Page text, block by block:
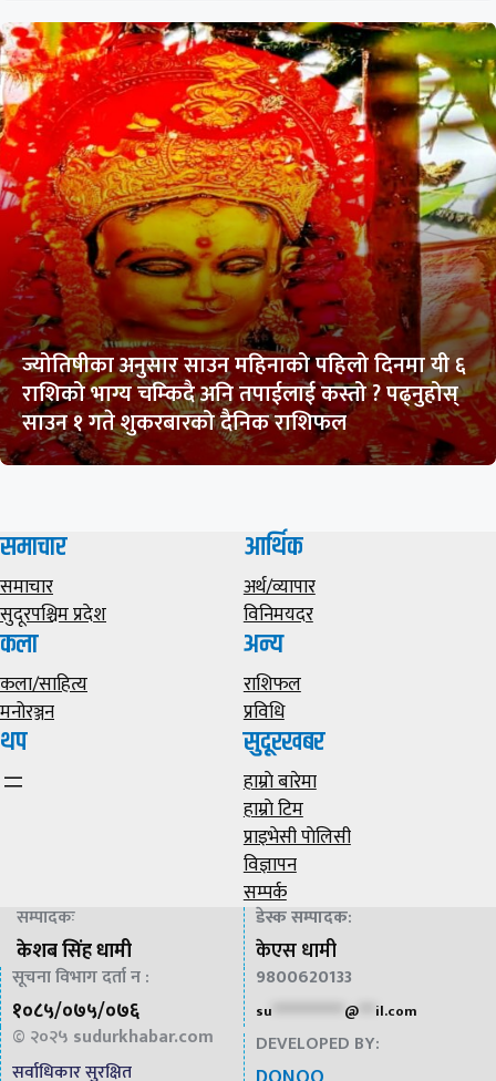
ज्योतिषीका अनुसार साउन महिनाको पहिलो दिनमा यी ६
राशिको भाग्य चम्किदै अनि तपाईलाई कस्तो ? पढ्नुहोस्
साउन १ गते शुकरबारको दैनिक राशिफल
समाचार
समाचार
सुदूरपश्चिम प्रदेश
आर्थिक
अर्थ/व्यापार
विनिमयदर
कला
कला/साहित्य
मनोरञ्जन
अन्य
राशिफल
प्रविधि
थप सुदूरखबर
हाम्राे बारेमा
हाम्राे टिम
प्राइभेसी पाेलिसी
विज्ञापन
सम्पर्क
सम्पादकः
केशब सिंह धामी
डेस्क सम्पादक:
केएस धामी
सूचना विभाग दर्ता न :
१०८५/०७५/०७६
9800620133
su @*** il.com
© २०२५ sudurkhabar.com
सर्वाधिकार सुरक्षित
DEVELOPED BY: